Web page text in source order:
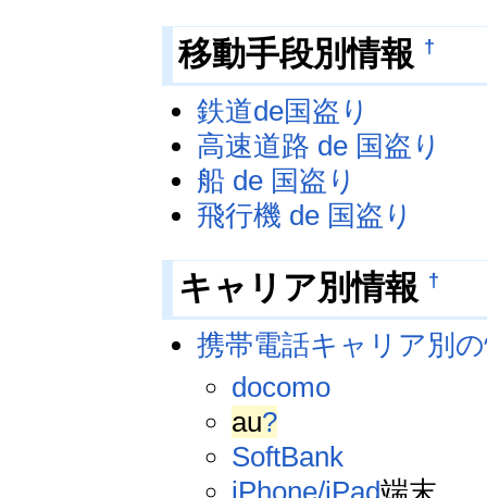
移動手段別情報 †
鉄道de国盗り
高速道路 de 国盗り
船 de 国盗り
飛行機 de 国盗り
キャリア別情報 †
携帯電話キャリア別
docomo
au?
SoftBank
iPhone/iPad端末